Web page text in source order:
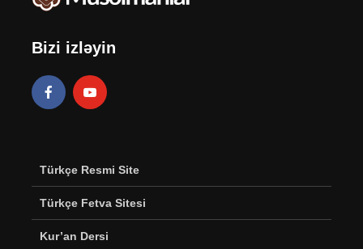
Bizi izləyin
Türkçe Resmi Site
Türkçe Fetva Sitesi
Kur’an Dersi